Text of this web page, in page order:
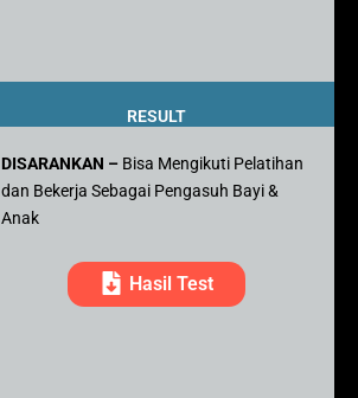
RESULT
DISARANKAN – Bisa Mengikuti Pelatihan
dan Bekerja Sebagai Pengasuh Bayi &
Anak
Hasil Test